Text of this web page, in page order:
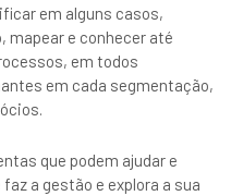
em alguns casos,
mapear e conhecer até
em todos
em cada segmentação,
que podem ajudar e
a gestão e explora a sua